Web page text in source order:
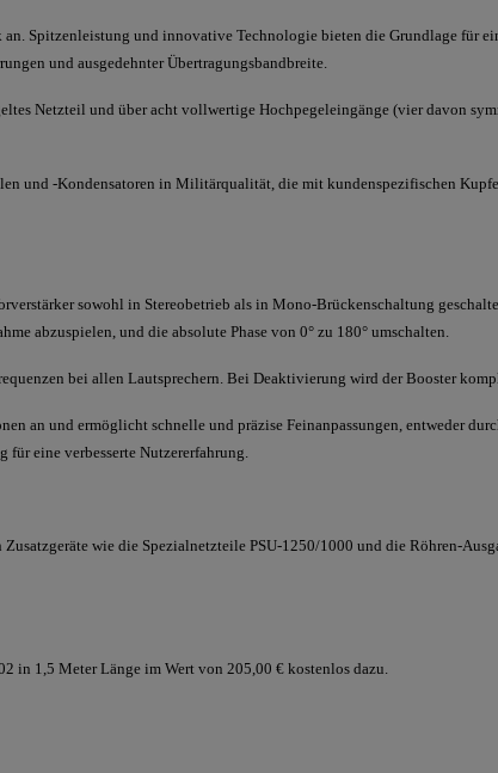
Spitzenleistung und innovative Technologie bieten die Grundlage für
und ausgedehnter Übertragungsbandbreite.
Netzteil und über acht vollwertige Hochpegeleingänge (vier davon
und -Kondensatoren in Militärqualität, die mit kundenspezifischen
sowohl in Stereobetrieb als in Mono-Brückenschaltung
abzuspielen, und die absolute Phase von 0° zu 180° umschalten.
bei allen Lautsprechern. Bei Deaktivierung wird der Booster
an und ermöglicht schnelle und präzise Feinanpassungen, entweder
für eine verbesserte Nutzererfahrung.
wie die Spezialnetzteile PSU-1250/1000 und die Röhren-
in 1,5 Meter Länge im Wert von 205,00 € kostenlos dazu.